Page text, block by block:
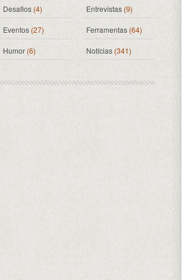
Desafios (4) Entrevistas (9)
Eventos(27) Ferramentas(64)
Humor (6) Notícias(341)